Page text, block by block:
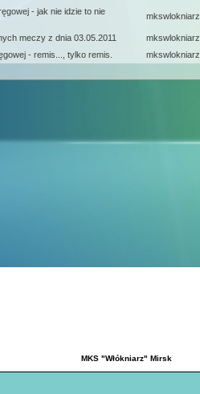
- jak nie idzie to nie
mkswlokniarz
meczy z dnia 03.05.2011 mkswlokniarz
- remis..., tylko remis.
mkswlokniarz
MKS "Włókniarz" Mirsk